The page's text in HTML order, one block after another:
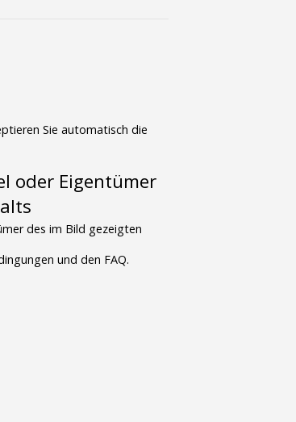
Sie automatisch die
oder Eigentümer
des im Bild gezeigten
und den FAQ.